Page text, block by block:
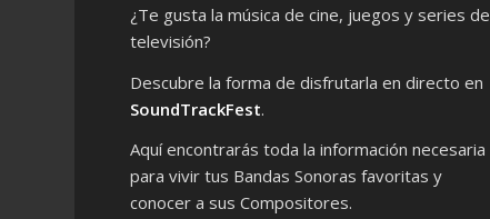
¿Te gusta la música de cine, juegos y series de
televisión?
Descubre la forma de disfrutarla en directo en
SoundTrackFest.
Aquí encontrarás toda la información necesaria
para vivir tus Bandas Sonoras favoritas y
conocer a sus Compositores.